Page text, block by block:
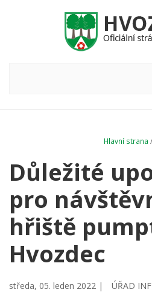
Hlavní strana /
Důležité
pro
hřiště
Hvozdec
středa, 05. leden 2022 |
ÚŘAD